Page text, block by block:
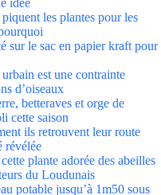
les plantes pour les
sur le sac en papier kraft pour
est une contrainte
d’oiseaux
betteraves et orge de
cette saison
ils retrouvent leur route
révélée
plante adorée des abeilles
du Loudunais
potable jusqu’à 1m50 sous